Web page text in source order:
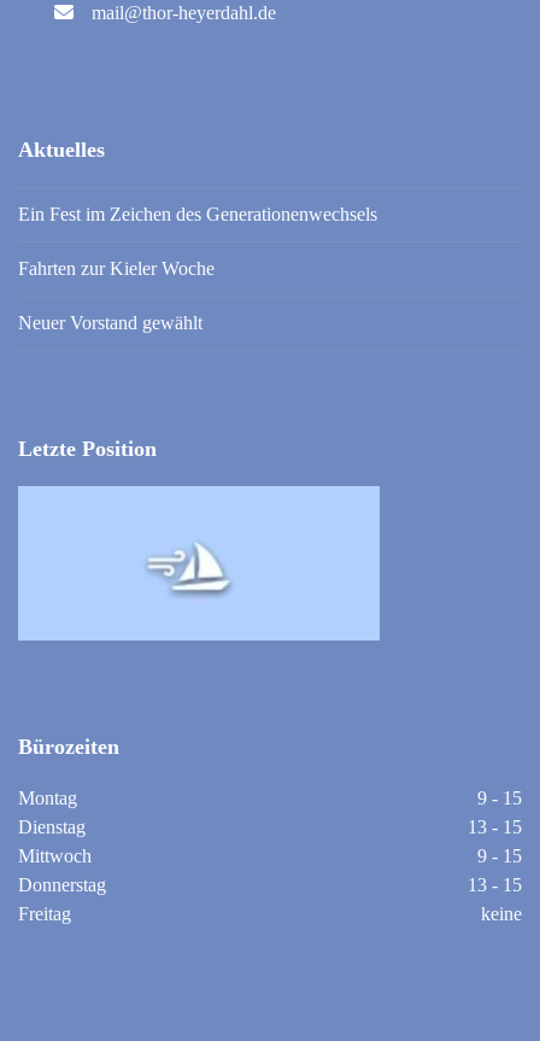
mail@thor-heyerdahl.de
Aktuelles
Ein Fest im Zeichen des Generationenwechsels
Fahrten zur Kieler Woche
Neuer Vorstand gewählt
Letzte Position
Bürozeiten
Montag
9 - 15
Dienstag
13 - 15
Mittwoch
9 - 15
Donnerstag
13 - 15
Freitag
keine